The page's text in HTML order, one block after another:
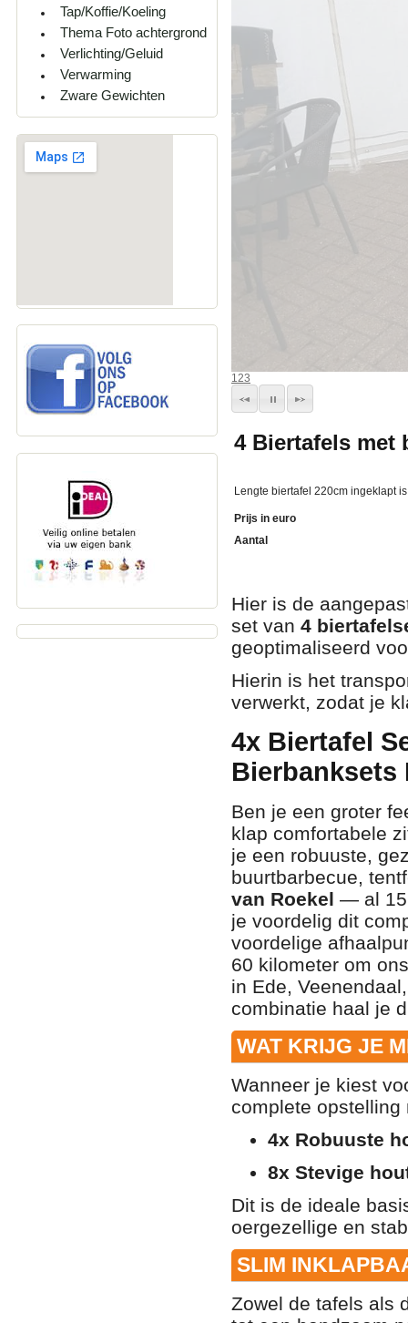
Tap/Koffie/Koeling
Thema Foto achtergrond
Verlichting/Geluid
Verwarming
Zware Gewichten
123
4 Biertafels met
Lengte biertafel 220cm ingeklapt
Prijs in euro
Aantal
Hier is de
set van 4
geoptimaliseerd
Hierin is het
verwerkt, zodat je
4x Biertafel
Bierbanksets
Ben je een groter
klap comfortabele
je een robuuste,
buurtbarbecue,
van Roekel — al 15
je voordelig dit
voordelige
60 kilometer om
in Ede,
combinatie haal je
WAT KRIJG JE
Wanneer je kiest
complete
4x Robuuste
8x Stevige
Dit is de ideale
oergezellige en
SLIM
Zowel de tafels als